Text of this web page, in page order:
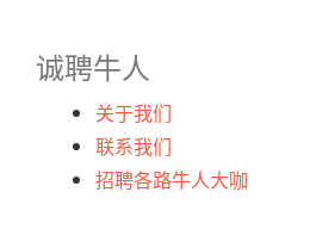
诚聘牛人
关于我们
联系我们
招聘各路牛人大咖